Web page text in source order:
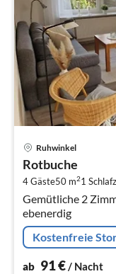
Ruhwinkel
Rotbuche
4 Gäste50 m21
Gemütliche 2
ebenerdig
Kostenfreie
ab 91€/ Nacht